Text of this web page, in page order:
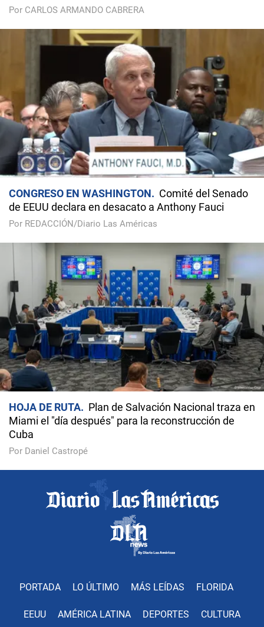
Por CARLOS ARMANDO CABRERA
CONGRESO EN WASHINGTON
Comité del Senado
de EEUU declara en desacato a Anthony Fauci
Por REDACCIÓN/Diario Las Américas
HOJA DE RUTA
Plan de Salvación Nacional traza en
Miami el "día después" para la reconstrucción de
Cuba
Por Daniel Castropé
PORTADA LO ÚLTIMO MÁS LEÍDAS FLORIDA
EEUU AMÉRICA LATINA DEPORTES CULTURA